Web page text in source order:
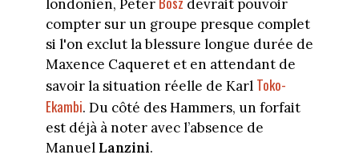
londonien, Peter
devrait pouvoir
compter sur un groupe presque complet
si l'on exclut la blessure longue durée de
Maxence Caqueret et en attendant de
savoir la situation réelle de Karl Toko-
Ekambi. Du côté des Hammers, un forfait
est déjà à noter avec l’absence de
Manuel Lanzini.